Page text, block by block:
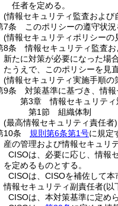
任者を定める。
(情報セキュリティ監査および
7条
このポリシーの遵守状
(情報セキュリティポリシーの
8条
情報セキュリティ監査
新たに対策が必要になった場
たうえで、このポリシーを見直
(情報セキュリティ実施手順の
9条
対策基準に基づき、情
第3章
情報セキュリテ
第1節
組織体制
(最高情報セキュリティ責任者)
10条
規則第6条第1号に規定
産の管理および情報セキュリ
CISOは、必要に応じ、情報
を定めるものとする。
CISOは、CISOを補佐して
情報セキュリティ副責任者(以
CISOは、本対策基準に定め